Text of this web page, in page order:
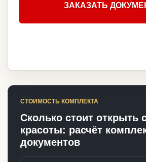
ЗАКАЗАТЬ
СТОИМОСТЬ КОМПЛЕКТА
Сколько стоит открыть
красоты: расчёт
документов